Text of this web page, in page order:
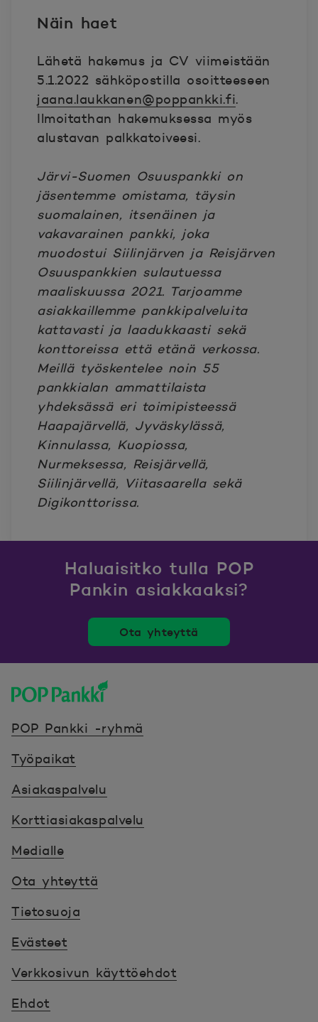
Näin haet
Lähetä hakemus ja CV viimeistään
5.1.2022 sähköpostilla osoitteeseen
jaana.laukkanen@poppankki.fi.
Ilmoitathan hakemuksessa myös
alustavan palkkatoiveesi.
Järvi-Suomen Osuuspankki on
jäsentemme omistama, täysin
suomalainen, itsenäinen ja
vakavarainen pankki, joka
muodostui Siilinjärven ja Reisjärven
Osuuspankkien sulautuessa
maaliskuussa 2021. Tarjoamme
asiakkaillemme pankkipalveluita
kattavasti ja laadukkaasti sekä
konttoreissa että etänä verkossa.
Meillä työskentelee noin 55
pankkialan ammattilaista
yhdeksässä eri toimipisteessä
Haapajärvellä, Jyväskylässä,
Kinnulassa, Kuopiossa,
Nurmeksessa, Reisjärvellä,
Siilinjärvellä, Viitasaarella sekä
Digikonttorissa.
Haluaisitko tulla POP
Pankin asiakkaaksi?
Ota yhteyttä
POP Pankki -ryhmä
Työpaikat
Asiakaspalvelu
Korttiasiakaspalvelu
Medialle
Ota yhteyttä
Tietosuoja
Evästeet
Verkkosivun käyttöehdot
Ehdot